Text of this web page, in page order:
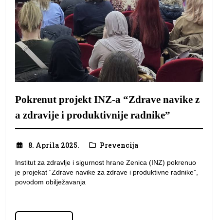
Pokrenut projekt INZ-a “Zdrave navike z
a zdravije i produktivnije radnike”
8. Aprila 2025. Prevencija
Institut za zdravlje i sigurnost hrane Zenica (INZ) pokrenuo
je projekat “Zdrave navike za zdrave i produktivne radnike”,
povodom obilježavanja